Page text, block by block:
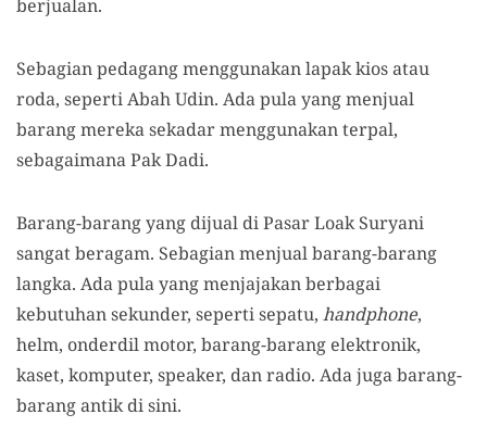
berjualan.
Sebagian pedagang menggunakan lapak kios atau
roda, seperti Abah Udin. Ada pula yang menjual
barang mereka sekadar menggunakan terpal,
sebagaimana Pak Dadi.
Barang-barang yang dijual di Pasar Loak Suryani
sangat beragam. Sebagian menjual barang-barang
langka. Ada pula yang menjajakan berbagai
kebutuhan sekunder, seperti sepatu, handphone,
helm, onderdil motor, barang-barang elektronik,
kaset, komputer, speaker, dan radio. Ada juga barang-
barang antik di sini.